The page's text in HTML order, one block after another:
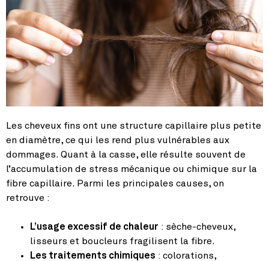
Les cheveux fins ont une structure capillaire plus petite
en diamètre, ce qui les rend plus vulnérables aux
dommages. Quant à la casse, elle résulte souvent de
l’accumulation de stress mécanique ou chimique sur la
fibre capillaire. Parmi les principales causes, on
retrouve :
L’usage excessif de chaleur : sèche-cheveux,
lisseurs et boucleurs fragilisent la fibre.
Les traitements chimiques : colorations,